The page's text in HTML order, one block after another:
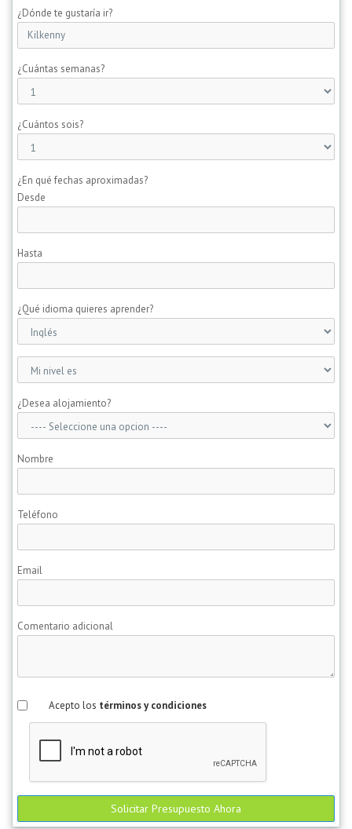
¿Dónde te gustaría ir?
¿Cuántas semanas?
¿Cuántos sois?
¿En qué fechas aproximadas?
Desde
Hasta
¿Qué idioma quieres aprender?
¿Desea alojamiento?
Nombre
Teléfono
Email
Comentario adicional
Acepto los términos y condiciones
Solicitar Presupuesto Ahora